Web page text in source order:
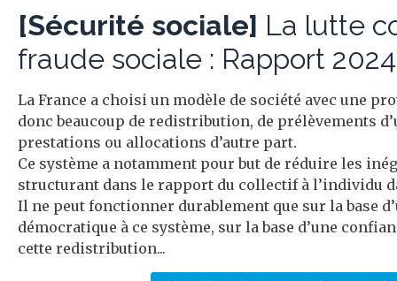
[Sécurité sociale] La lutte
fraude sociale : Rapport 2024
La France a choisi un modèle de société avec une
donc beaucoup de redistribution, de prélèvements
prestations ou allocations d’autre part.
Ce système a notamment pour but de réduire les
structurant dans le rapport du collectif à l’individu
Il ne peut fonctionner durablement que sur la base
démocratique à ce système, sur la base d’une
cette redistribution...